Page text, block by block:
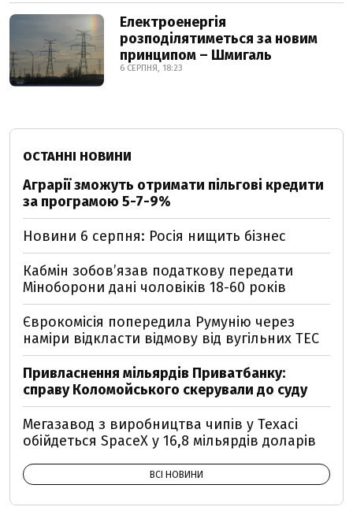
Електроенергія
розподілятиметься за новим
принципом – Шмигаль
6 СЕРПНЯ, 18:23
ОСТАННІ НОВИНИ
Аграрії зможуть отримати пільгові кредити
за програмою 5-7-9%
Новини 6 серпня: Росія нищить бізнес
Кабмін зобовʼязав податкову передати
Міноборони дані чоловіків 18-60 років
Єврокомісія попередила Румунію через
наміри відкласти відмову від вугільних ТЕС
Привласнення мільярдів Приватбанку:
справу Коломойського скерували до суду
Мегазавод з виробництва чипів у Техасі
обійдеться SpaceX у 16,8 мільярдів доларів
ВСІ НОВИНИ